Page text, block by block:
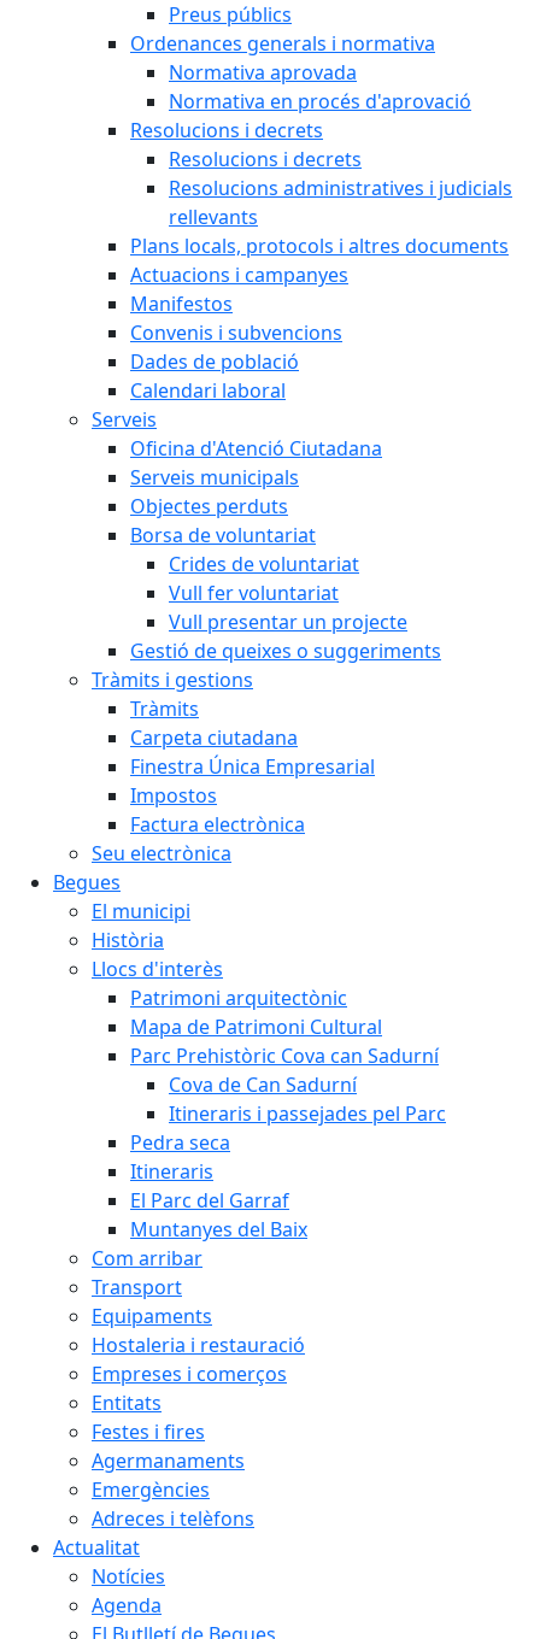
Preus públics
Ordenances generals i normativa
Normativa aprovada
Normativa en procés d'aprovació
Resolucions i decrets
Resolucions i decrets
Resolucions administratives i judicials
rellevants
Plans locals, protocols i altres documents
Actuacions i campanyes
Manifestos
Convenis i subvencions
Dades de població
Calendari laboral
Serveis
Oficina d'Atenció Ciutadana
Serveis municipals
Objectes perduts
Borsa de voluntariat
Crides de voluntariat
Vull fer voluntariat
Vull presentar un projecte
Gestió de queixes o suggeriments
Tràmits i gestions
Tràmits
Carpeta ciutadana
Finestra Única Empresarial
Impostos
Factura electrònica
Seu electrònica
Begues
El municipi
Història
Llocs d'interès
Patrimoni arquitectònic
Mapa de Patrimoni Cultural
Parc Prehistòric Cova can Sadurní
Cova de Can Sadurní
Itineraris i passejades pel Parc
Pedra seca
Itineraris
El Parc del Garraf
Muntanyes del Baix
Com arribar
Transport
Equipaments
Hostaleria i restauració
Empreses i comerços
Entitats
Festes i fires
Agermanaments
Emergències
Adreces i telèfons
Actualitat
Notícies
Agenda